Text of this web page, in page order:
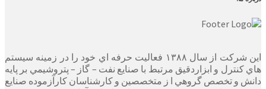
این شرکت از سال ۱۳۸۸ فعاليت حرفه اي خود را در زمينه سيستم
هاي كنترل و ابزاردقيق مرتبط با صنايع نفت – گاز – پتروشيمي بر پايه
دانش و تخصص گروهي ا ز متخصصين و كارشناسان كارآزموده صنايع